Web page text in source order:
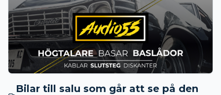
Bilar till salu som går att se på den